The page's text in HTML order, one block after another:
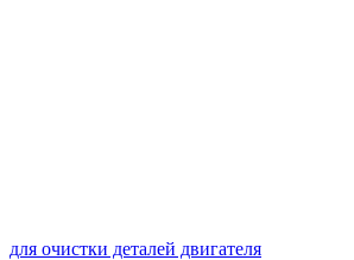
для очистки деталей двигателя